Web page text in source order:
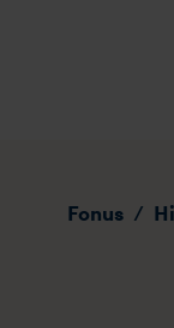
Fonus /